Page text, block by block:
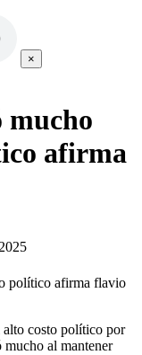
×
mucho
afirma
costo político por
al mantener